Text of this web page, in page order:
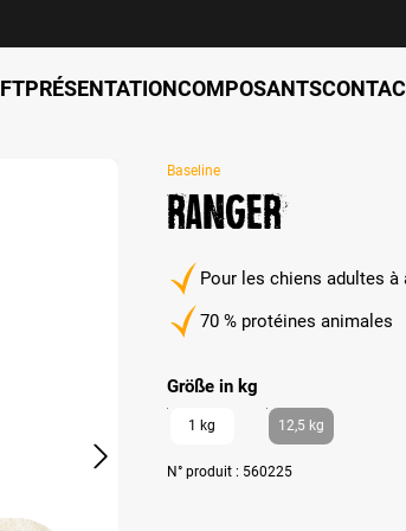
PRÉSENTATIONCOMPOSANTS
Baseline
Ranger
Pour les chiens adultes
70 % protéines animales
Größe in kgauswählen
1 kg 12,5 kg
N° produit : 560225